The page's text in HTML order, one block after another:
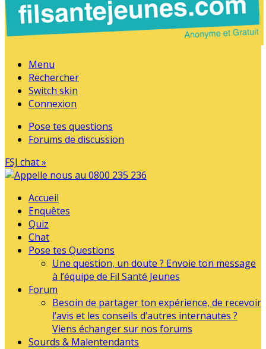
Menu
Rechercher
Switch skin
Connexion
Pose tes questions
Forums de discussion
FSJ chat »
Accueil
Enquêtes
Quiz
Chat
Pose tes Questions
Une question, un doute ? Envoie ton message
à l’équipe de Fil Santé Jeunes
Forum
Besoin de partager ton expérience, de recevoir
l’avis et les conseils d’autres internautes ?
Viens échanger sur nos forums
Sourds & Malentendants